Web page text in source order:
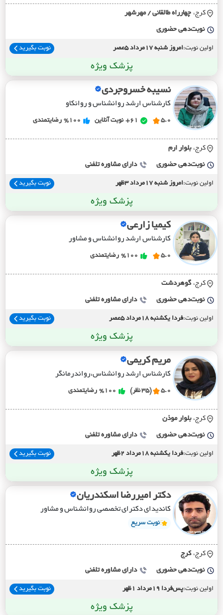
کرج، چهارراه طالقاني / مهرشهر
نوبت‌دهی حضوری
اولین نوبت:امروز شنبه 17مرداد 5عصر نوبت بگیرید
پزشک ویژه
نسیبه خسروجردی
کارشناس ارشد روانشناس و روانکاو
5.0
61+ نوبت آنلاین %100 رضایتمندی
کرج، بلوار ارم
نوبت‌دهی حضوری دارای مشاوره تلفنی
اولین نوبت:امروز شنبه 17مرداد 3ظهر نوبت بگیرید
پزشک ویژه
کیمیا زارعی
کارشناس ارشد روانشناس و مشاور
5.0
%100 رضایتمندی
کرج، گوهردشت
نوبت‌دهی حضوری دارای مشاوره تلفنی
اولین نوبت:فردا یکشنبه 18مرداد 5عصر نوبت بگیرید
پزشک ویژه
مریم کریمی
کارشناس ارشد روانشناس،رواندرمانگر
5.0 (35 نظر) %100 رضایتمندی
کرج، بلوار موذن
نوبت‌دهی حضوری دارای مشاوره تلفنی
اولین نوبت:فردا یکشنبه 18مرداد 2ظهر نوبت بگیرید
پزشک ویژه
دکتر امیررضا اسکندریان
کاندیدای دکترای تخصصی روانشناس و مشاور
نوبت سریع
کرج، کرج
نوبت‌دهی حضوری دارای مشاوره تلفنی
اولین نوبت:پس‌فردا 19مرداد 1ظهر نوبت بگیرید
پزشک ویژه